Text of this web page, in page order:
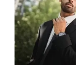
PORTEFEUILLE EN
RFID LEATHER
ACCESSOIRES